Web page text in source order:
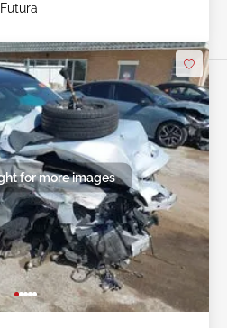
for more images